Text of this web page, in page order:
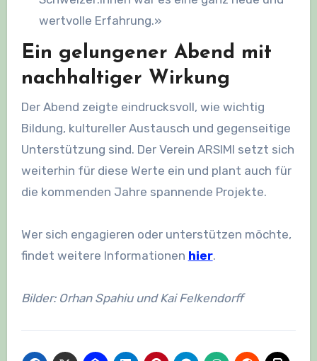
wertvolle Erfahrung.»
Ein gelungener Abend mit
nachhaltiger Wirkung
Der Abend zeigte eindrucksvoll, wie wichtig
Bildung, kultureller Austausch und gegenseitige
Unterstützung sind. Der Verein ARSIMI setzt sich
weiterhin für diese Werte ein und plant auch für
die kommenden Jahre spannende Projekte.
Wer sich engagieren oder unterstützen möchte,
findet weitere Informationen hier.
Bilder: Orhan Spahiu und Kai Felkendorff